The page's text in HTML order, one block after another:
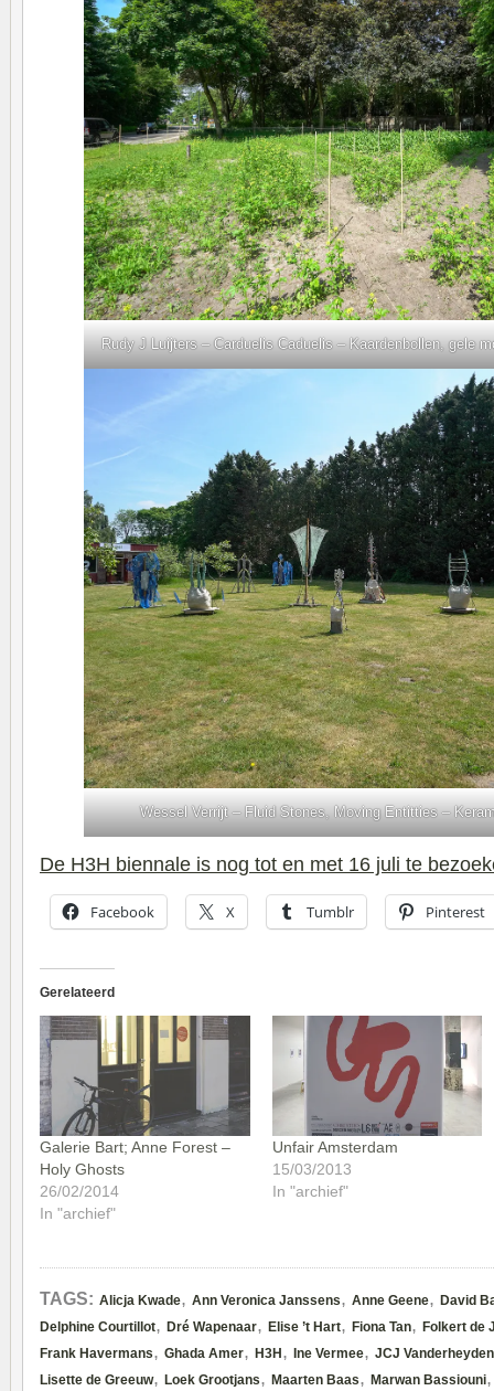
Rudy J Luijters – Carduelis Caduelis – Kaardenbollen, gele
Wessel Verrijt – Fluid Stones, Moving Entitties –
De H3H biennale is nog tot en met 16 juli te
Facebook X Tumblr Pinterest
Gerelateerd
Galerie Bart; Anne Forest –
Holy Ghosts
26/02/2014
In "archief"
Unfair Amsterdam
15/03/2013
In "archief"
TAGS: Alicja Kwade, Ann Veronica Janssens, Anne Geene, David
Delphine Courtillot, Dré Wapenaar, Elise ’t Hart, Fiona Tan, Folkert de
Frank Havermans, Ghada Amer, H3H, Ine Vermee, JCJ Vanderheyden
Lisette de Greeuw, Loek Grootjans, Maarten Baas, Marwan Bassiouni